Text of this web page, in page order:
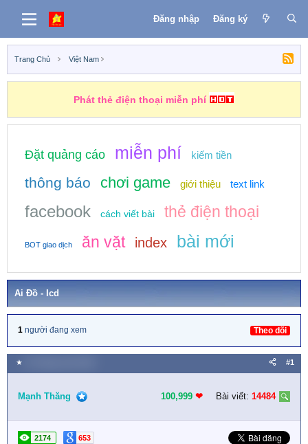
Đăng nhập Đăng ký
Trang Chủ Việt Nam
Phát thẻ điện thoại miễn phí
Những nhiệm vụ kiếm tiền
Đặt quảng cáo miễn phí kiếm tiền
thông báo chơi game giới thiệu text link
facebook cách viết bài thẻ điện thoại
BOT giao dịch ăn vặt index bài mới
Ai Đồ - Icd
1 người đang xem Theo dõi
★ #1
Mạnh Thăng 100,999 ❤︎ Bài viết: 14484
2174 653